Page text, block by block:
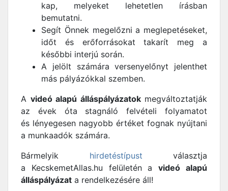
kap, melyeket lehetetlen írásban
bemutatni.
Segít Önnek megelőzni a meglepetéseket,
időt és erőforrásokat takarít meg a
későbbi interjú során.
A jelölt számára versenyelőnyt jelenthet
más pályázókkal szemben.
A videó alapú álláspályázatokmegváltoztatják
az évek óta stagnáló felvételi folyamatot
és lényegesen nagyobb értéket fognak nyújtani
a munkaadók számára.
Bármelyik hirdetéstípust választja
a KecskemetAllas.hu felületén avideó alapú
álláspályázat a rendelkezésére áll!